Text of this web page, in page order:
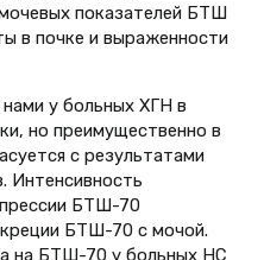
показателей БТШ
в почке и выраженности
у больных ХГН в
но преимущественно в
с результатами
Интенсивность
БТШ-70
БТШ-70 с мочой.
на БТШ-70 у больных НС